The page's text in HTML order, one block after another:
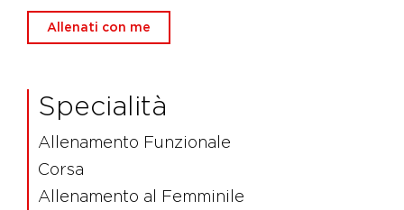
Allenati con me
Specialità
Allenamento Funzionale
Corsa
Allenamento al Femminile